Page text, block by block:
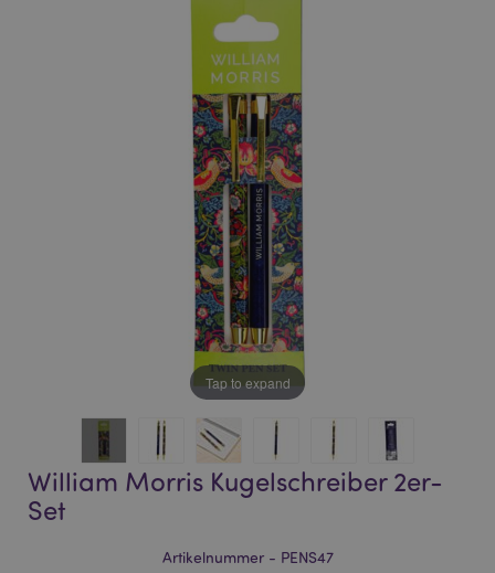
Tap to expand
William Morris Kugelschreiber 2er-
Set
Artikelnummer - PENS47